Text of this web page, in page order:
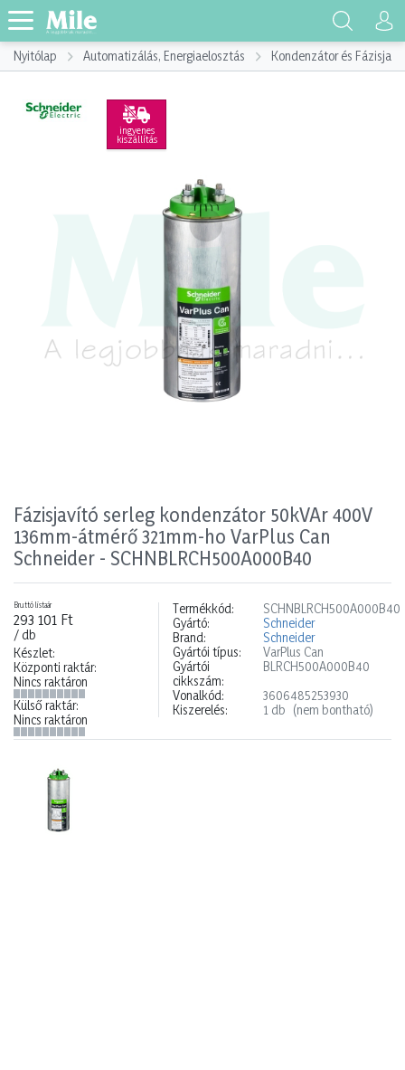
Nyitólap Automatizálás, Energiaelosztás Kondenzátor és
ingyenes
kiszállítás
Fázisjavító serleg kondenzátor 50kVAr 400V
136mm-átmérő 321mm-ho VarPlus Can
Schneider - SCHNBLRCH500A000B40
Bruttó listaár
293 101 Ft
/ db
Készlet:
Központi raktár:
Nincs raktáron
Külső raktár:
Nincs raktáron
Termékkód:
SCHNBLRCH500A000B40
Gyártó:
Schneider
Brand:
Schneider
Gyártói típus:
VarPlus Can
Gyártói
cikkszám:
BLRCH500A000B40
Vonalkód:
3606485253930
Kiszerelés:
1 db (nem bontható)